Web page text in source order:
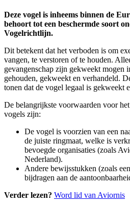
Deze vogel is inheems binnen de
behoort tot een beschermde soort
Vogelrichtlijn.
Dit betekent dat het verboden is om
vangen, te verstoren of te houden.
gevangenschap zijn gekweekt mogen
gehouden, gekweekt en verhandeld.
tonen dat de vogel legaal is gekweekt
De belangrijkste voorwaarden voor
vogels zijn:
De vogel is voorzien van een
de juiste ringmaat, welke is
bevoegde organisaties (zoals
Nederland).
Andere bewijsstukken (zoals
bijdragen aan de
Verder lezen? Word lid van Aviornis